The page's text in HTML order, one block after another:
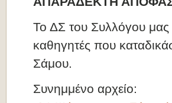
Το ΔΣ του Συλλόγου μας
καθηγητές που
Σάμου.
Συνημμένο αρχείο: